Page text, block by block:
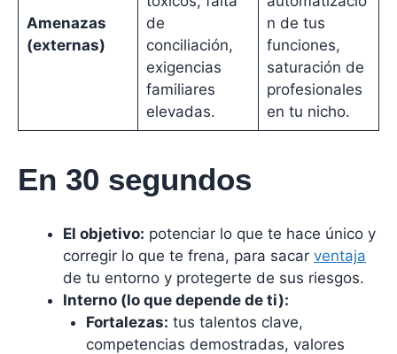
Amenazas
(externas)
de
conciliación,
exigencias
familiares
elevadas.
n de tus
funciones,
saturación de
profesionales
en tu nicho.
En 30 segundos
El objetivo: potenciar lo que te hace único y
corregir lo que te frena, para sacar ventaja
de tu entorno y protegerte de sus riesgos.
Interno (lo que depende de ti):
Fortalezas: tus talentos clave,
competencias demostradas, valores